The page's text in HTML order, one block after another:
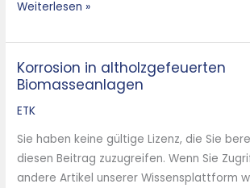
Weiterlesen »
Korrosion in altholzgefeuerten
Biomasseanlagen
ETK
Sie haben keine gültige Lizenz, die Sie
diesen Beitrag zuzugreifen. Wenn Sie
andere Artikel unserer Wissensplattform
Korrosion
in
altholzgefeuerten